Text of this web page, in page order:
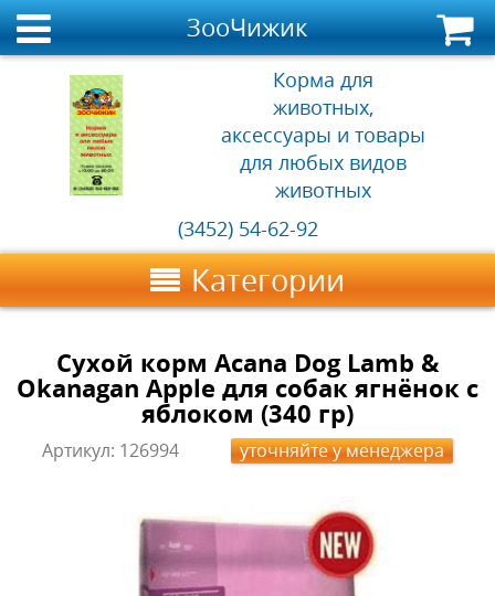
ЗооЧижик
Корма для
животных,
аксессуары и товары
для любых видов
животных
(3452) 54-62-92
Категории
Сухой корм Acana Dog Lamb &
Okanagan Apple для собак ягнёнок с
яблоком (340 гр)
Артикул: 126994 уточняйте у менеджера